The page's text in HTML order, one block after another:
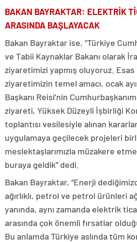
BAKAN BAYRAKTAR: ELEKTRİK
ARASINDA BAŞLAYACAK
Bakan Bayraktar ise, “Türkiye
ve Tabii Kaynaklar Bakanı olarak
ziyaretimizi yapmış oluyoruz.
ziyaretimizin temel amacı, ocak
Başkanı Reisi’nin
ziyareti, Yüksek Düzeyli İşbirliği
toplantısı vesilesiyle alınan
uygulamaya geçilecek projeleri
meslektaşlarımızla müzakere
buraya geldik” dedi.
Bakan Bayraktar, “Enerji
ağırlıklı, petrol ve petrol ürünleri
yanında, aynı zamanda elektrik
arasında çok önemli fırsatlar
Bu anlamda Türkiye aslında tüm